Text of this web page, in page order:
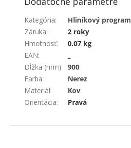
Kategória:
Hliníkový program
Záruka:
2 roky
Hmotnosť:
0.07 kg
EAN:
Dĺžka (mm): 900
Farba:
Nerez
Materiál:
Kov
Orientácia: Pravá
ZÁPÄTIE